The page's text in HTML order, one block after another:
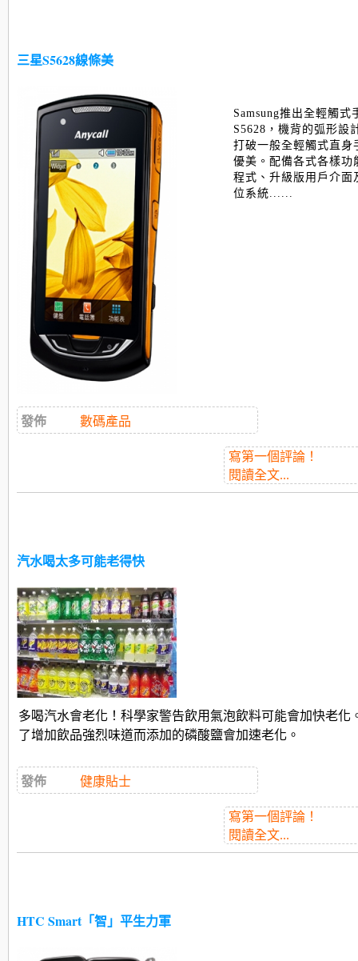
三星S5628線條美
Samsung推出全輕觸
S5628，機背的弧形設
打破一般全輕觸式直身
優美。配備各式各樣功
程式、升級版用戶介面
位系統......
發佈 數碼產品
寫第一個評論！
閱讀全文...
汽水喝太多可能老得快
多喝汽水會老化！科學家警告飲用氣泡飲料可能會加快老化
了增加飲品強烈味道而添加的磷酸鹽會加速老化。
發佈 健康貼士
寫第一個評論！
閱讀全文...
HTC Smart「智」平生力軍